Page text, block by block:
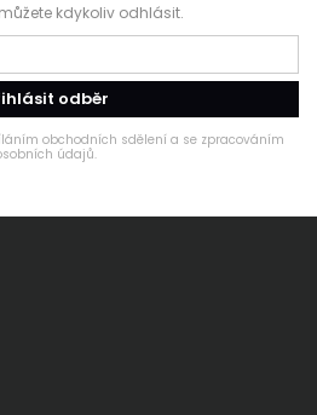
a
í
p
r
v
y
kdykoliv odhlásit.
odběr
obchodních sdělení a se zpracováním
údajů.